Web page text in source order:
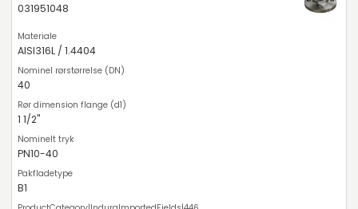
031951048
AISI316L / 1.4404
40
1 1/2"
PN10-40
B1